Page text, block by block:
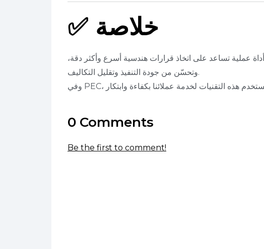
✅ خلاصة
عملية تساعد على اتخاذ قرارات هندسية أسرع وأكثر دقة،
وتحسّن من جودة التنفيذ وتقليل التكاليف.
0 Comments
Be the first to comment!